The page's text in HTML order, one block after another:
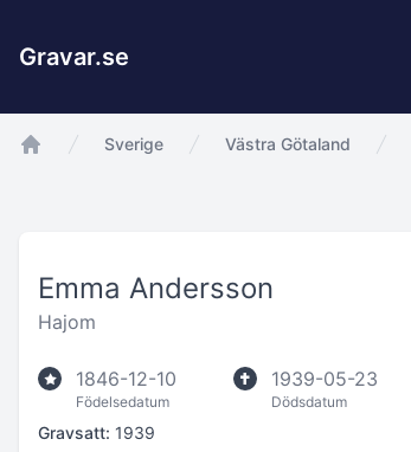
Gravar.se
Sverige Västra Götaland
Emma Andersson
Hajom
1846-12-10
Födelsedatum
1939-05-23
Dödsdatum
Gravsatt: 1939